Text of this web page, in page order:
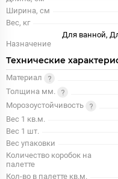
Ширина, см
Вес, кг
Назначение
Для ванной,
Технические
Материал
Толщина мм.
Морозоустойчивость
Вес 1 кв.м.
Вес 1 шт.
Вес упаковки
Количество коробок на
палетте
Кол-во в палетте кв.м.